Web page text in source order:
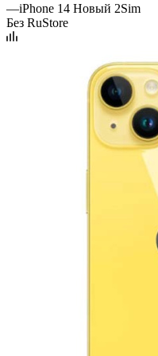
—iPhone 14 Новый 2Sim
Без RuStore